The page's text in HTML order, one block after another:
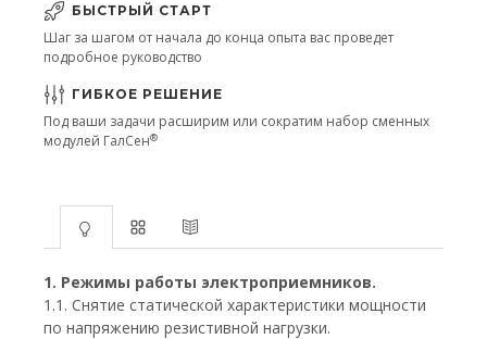
БЫСТРЫЙ СТАРТ
Шаг за шагом от начала до конца опыта вас проведет
подробное руководство
ГИБКОЕ РЕШЕНИЕ
Под ваши задачи расширим или сократим набор сменных
модулей ГалСен®
1. Режимы работы электроприемников.
1.1. Снятие статической характеристики мощности
по напряжению резистивной нагрузки.